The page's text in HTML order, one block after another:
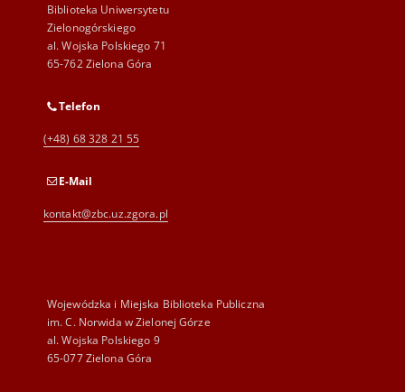
Biblioteka Uniwersytetu
Zielonogórskiego
al. Wojska Polskiego 71
65-762 Zielona Góra
Telefon
(+48) 68 328 21 55
E-Mail
kontakt@zbc.uz.zgora.pl
Wojewódzka i Miejska Biblioteka Publiczna
im. C. Norwida w Zielonej Górze
al. Wojska Polskiego 9
65-077 Zielona Góra